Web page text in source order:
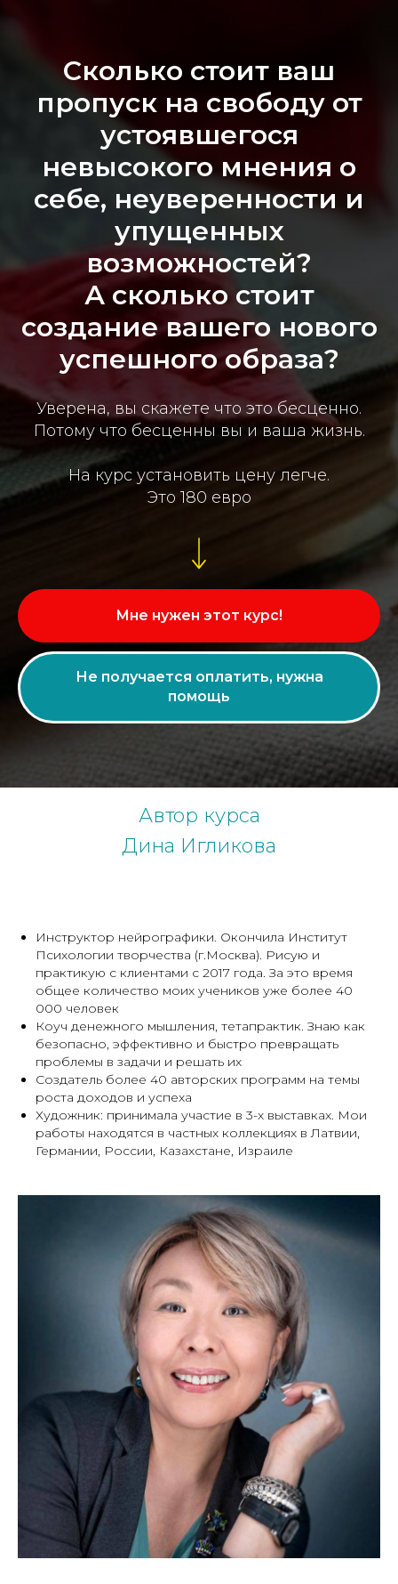
Сколько стоит ваш
пропуск на свободу от
устоявшегося
невысокого мнения о
себе, неуверенности и
упущенных
возможностей?
А сколько стоит
создание вашего нового
успешного образа?
Уверена, вы скажете что это бесценно.
Потому что бесценны вы и ваша жизнь.
На курс установить цену легче.
Это 180 евро
Мне нужен этот курс!
Не получается оплатить, нужна
помощь
Автор курса
Дина Игликова
Инструктор нейрографики. Окончила Институт
Психологии творчества (г.Москва). Рисую и
практикую с клиентами с 2017 года. За это время
общее количество моих учеников уже более 40
000 человек
Коуч денежного мышления, тетапрактик. Знаю как
безопасно, эффективно и быстро превращать
проблемы в задачи и решать их
Создатель более 40 авторских программ на темы
роста доходов и успеха
Художник: принимала участие в 3-х выставках. Мои
работы находятся в частных коллекциях в Латвии,
Германии, России, Казахстане, Израиле